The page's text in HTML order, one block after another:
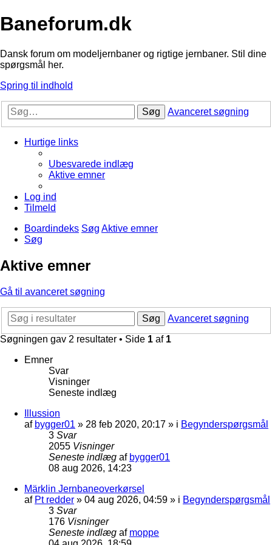
Baneforum.dk
Dansk forum om modeljernbaner og rigtige jernbaner. Stil dine
spørgsmål her.
Spring til indhold
Søg Avanceret søgning
Hurtige links
Ubesvarede indlæg
Aktive emner
Log ind
Tilmeld
Boardindeks Søg Aktive emner
Søg
Aktive emner
Gå til avanceret søgning
Søg
Avanceret søgning
Søgningen gav 2 resultater • Side 1 af 1
Emner
Svar
Visninger
Seneste indlæg
Illussion
af bygger01 » 28 feb 2020, 20:17 » i Begynderspørgsmål
3 Svar
2055 Visninger
Seneste indlæg af bygger01
08 aug 2026, 14:23
Märklin Jernbaneoverkørsel
af Pt redder » 04 aug 2026, 04:59 » i Begynderspørgsmål
3 Svar
176 Visninger
Seneste indlæg af moppe